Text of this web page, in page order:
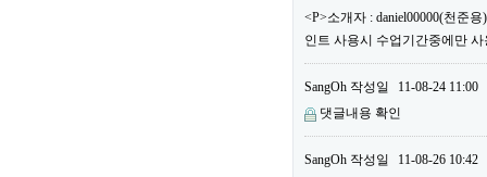
<P>소개자 : daniel00000(천준
인트 사용시 수업기간중에만
SangOh 작성일
11-08-24 11:00
댓글내용 확인
SangOh 작성일
11-08-26 10:42